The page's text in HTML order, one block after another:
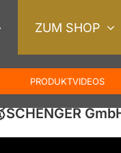
ZUM SHOP
PRODUKTVIDEOS